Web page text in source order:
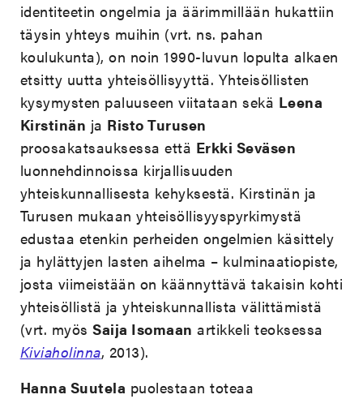
identiteetin ongelmia ja äärimmillään hukattiin
täysin yhteys muihin (vrt. ns. pahan
koulukunta), on noin 1990-luvun lopulta alkaen
etsitty uutta yhteisöllisyyttä. Yhteisöllisten
kysymysten paluuseen viitataan sekä Leena
Kirstinän ja Risto Turusen
proosakatsauksessa että Erkki Seväsen
luonnehdinnoissa kirjallisuuden
yhteiskunnallisesta kehyksestä. Kirstinän ja
Turusen mukaan yhteisöllisyyspyrkimystä
edustaa etenkin perheiden ongelmien käsittely
ja hylättyjen lasten aihelma – kulminaatiopiste,
josta viimeistään on käännyttävä takaisin kohti
yhteisöllistä ja yhteiskunnallista välittämistä
(vrt. myösSaija Isomaan artikkeli teoksessa
Kiviaholinna, 2013).
Hanna Suutela puolestaan toteaa